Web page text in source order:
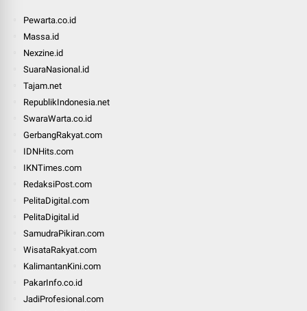
Pewarta.co.id
Massa.id
Nexzine.id
SuaraNasional.id
Tajam.net
RepublikIndonesia.net
SwaraWarta.co.id
GerbangRakyat.com
IDNHits.com
IKNTimes.com
RedaksiPost.com
PelitaDigital.com
PelitaDigital.id
SamudraPikiran.com
WisataRakyat.com
KalimantanKini.com
PakarInfo.co.id
JadiProfesional.com